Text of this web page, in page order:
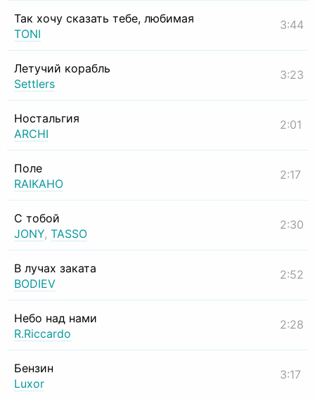
Так хочу сказать тебе, любимая
TONI
3:44
Летучий корабль
Settlers
3:23
Ностальгия
ARCHI
2:01
Поле
RAIKAHO
2:17
С тобой
JONY, TASSO
2:30
В лучах заката
BODIEV
2:52
Небо над нами
R.Riccardo
2:28
Бензин
Luxor
3:17